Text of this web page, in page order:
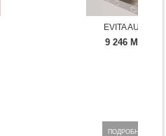
EVITA AURA
9 246 MDL
ПОДРОБНЕЕ